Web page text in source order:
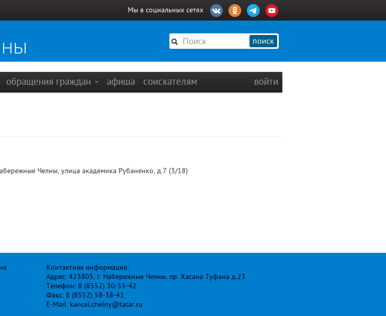
Мы в социальных сетях
поиск
обращения граждан афиша соискателям войти
Челны, улица академика Рубаненко, д.7 (3/18)
Контактная информация:
Адрес: 423805, г. Набережные Челны, пр. Хасана Туфана д.23
Телефон: 8 (8552) 30-55-42
Факс: 8 (8552) 58-38-41
E-Mail: kancel.chelny@tatar.ru